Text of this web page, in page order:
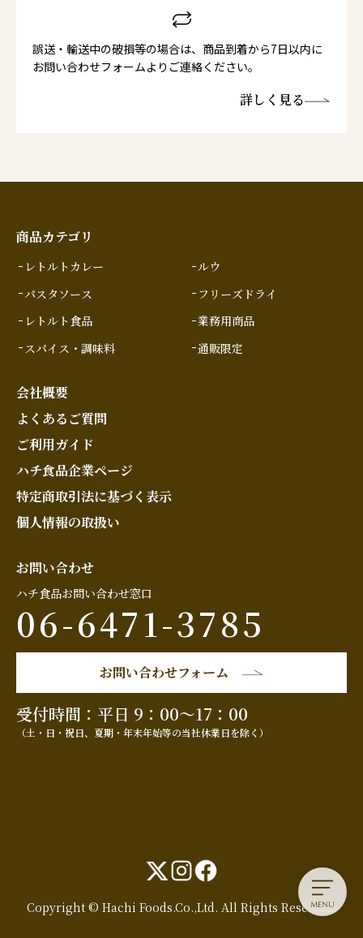
誤送・輸送中の破損等の場合は、商品到着から7日以内に
お問い合わせフォームよりご連絡ください。
詳しく見る
商品カテゴリ
レトルトカレー
パスタソース
レトルト食品
スパイス・調味料
ルウ
フリーズドライ
業務用商品
通販限定
会社概要
よくあるご質問
ご利用ガイド
ハチ食品企業ページ
特定商取引法に基づく表示
個人情報の取扱い
お問い合わせ
ハチ食品お問い合わせ窓口
06-6471-3785
お問い合わせフォーム
受付時間：平日 9：00～17：00
（土・日・祝日、夏期・年末年始等の当社休業日を除く）
Copyright © Hachi Foods.Co.,Ltd. All Rights Reserved.